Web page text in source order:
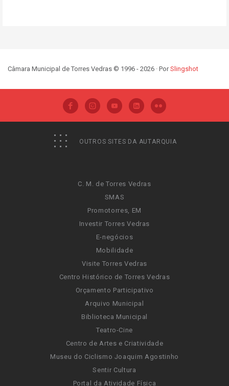
Câmara Municipal de Torres Vedras © 1996 - 2026 · PorSlingshot
OUTROS SITES DA AUTARQUIA
C. M. de Torres Vedras
SMAS
Promotorres, EM
Investir Torres Vedras
E-negócios
Mobilidade
Visite Torres Vedras
Centro Histórico de Torres Vedras
Orçamento Participativo
Arquivo Municipal
Biblioteca Municipal
Teatro-Cine
Centro de Artes e Criatividade
Museu do Ciclismo Joaquim Agostinho
Sentir Cultura
Portal da Atividade Física